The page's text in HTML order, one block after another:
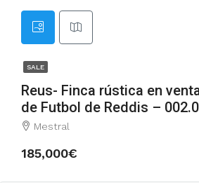
SALE
Reus- Finca rústica en
de Futbol de Reddis –
Mestral
185,000€